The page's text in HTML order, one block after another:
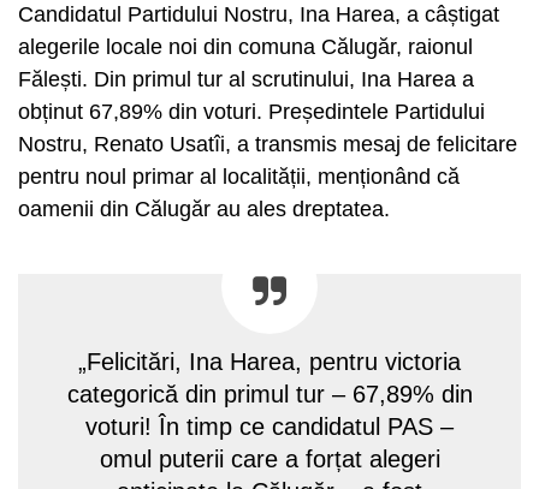
Candidatul Partidului Nostru, Ina Harea, a câștigat
alegerile locale noi din comuna Călugăr, raionul
Fălești. Din primul tur al scrutinului, Ina Harea a
obținut 67,89% din voturi. Președintele Partidului
Nostru, Renato Usatîi, a transmis mesaj de felicitare
pentru noul primar al localității, menționând că
oamenii din Călugăr au ales dreptatea.
„Felicitări, Ina Harea, pentru victoria
categorică din primul tur – 67,89% din
voturi! În timp ce candidatul PAS –
omul puterii care a forțat alegeri